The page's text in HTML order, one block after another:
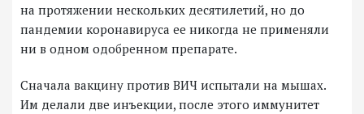
на протяжении нескольких десятилетий, но до
пандемии коронавируса ее никогда не применяли
ни в одном одобренном препарате.
Сначала вакцину против ВИЧ испытали на мышах.
Им делали две инъекции, после этого иммунитет